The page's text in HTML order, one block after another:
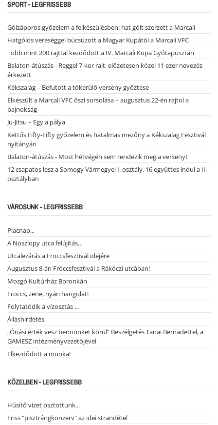
SPORT - LEGFRISSEBB
Gólzáporos győzelem a felkészülésben: hat gólt szerzett a Marcali
Hatgólos vereséggel búcsúzott a Magyar Kupától a Marcali VFC
Több mint 200 rajttal kezdődött a IV. Marcali Kupa Gyótapusztán
Balaton-átúszás - Reggel 7-kor rajt, előzetesen közel 11 ezer nevezés
érkezett
Kékszalag – Befutott a tókerülő verseny győztese
Elkészült a Marcali VFC őszi sorsolása – augusztus 22-én rajtol a
bajnokság
Ju-Jitsu – Egy a pálya
Kettős Fifty-Fifty győzelem és hatalmas mezőny a Kékszalag Fesztivál
nyitányán
Balaton-átúszás - Most hétvégén sem rendezik meg a versenyt
12 csapatos lesz a Somogy Vármegyei I. osztály, 16 együttes indul a II.
osztályban
VÁROSUNK - LEGFRISSEBB
Piacnap...
A Noszlopy utca felújítás…
Utcalezárás a Fröccsfesztivál idejére
Augusztus 8-án Fröccsfesztivál a Rákóczi utcában!
Mozgó Kultúrház Boronkán
Fröccs, zene, nyári hangulat!
Folytatódik a vízosztás ...
Álláshirdetés
„Óriási érték vesz bennünket körül” Beszélgetés Tanai Bernadettel, a
GAMESZ intézményvezetőjével
Elkezdődött a munka!
KÖZELBEN - LEGFRISSEBB
Hűsítő vizet osztottunk...
Friss "pisztrángkonzerv" az idei strandétel